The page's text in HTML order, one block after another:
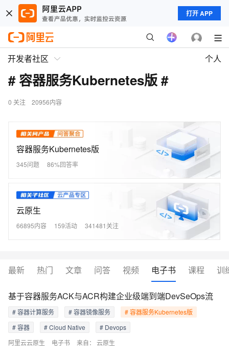
打开 APP
开发者社区 个人
# 容器服务Kubernetes版 #
0 关注 20956内容
容器服务Kubernetes版
345问题 86%回答率
云原生
66895内容 159活动 341481关注
最新 热门 文章 问答 视频 电子书 课程 训
阿里云云原生 电子书 来自： 云原生
基于容器服务ACK与ACR构建企业级端到端DevSeOps流
# 容器计算服务 # 容器镜像服务
# 容器服务Kubernetes版
# 容器
# Cloud Native # Devops